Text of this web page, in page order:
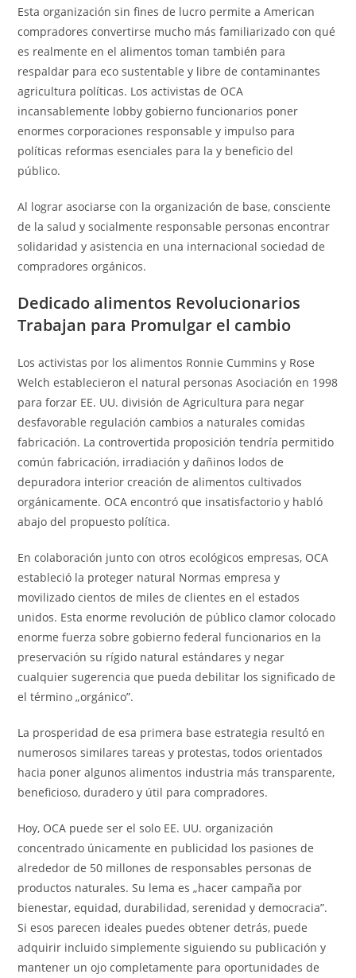
Esta organización sin fines de lucro permite a American
compradores convertirse mucho más familiarizado con qué
es realmente en el alimentos toman también para
respaldar para eco sustentable y libre de contaminantes
agricultura políticas. Los activistas de OCA
incansablemente lobby gobierno funcionarios poner
enormes corporaciones responsable y impulso para
políticas reformas esenciales para la y beneficio del
público.
Al lograr asociarse con la organización de base, consciente
de la salud y socialmente responsable personas encontrar
solidaridad y asistencia en una internacional sociedad de
compradores orgánicos.
Dedicado alimentos Revolucionarios
Trabajan para Promulgar el cambio
Los activistas por los alimentos Ronnie Cummins y Rose
Welch establecieron el natural personas Asociación en 1998
para forzar EE. UU. división de Agricultura para negar
desfavorable regulación cambios a naturales comidas
fabricación. La controvertida proposición tendría permitido
común fabricación, irradiación y dañinos lodos de
depuradora interior creación de alimentos cultivados
orgánicamente. OCA encontró que insatisfactorio y habló
abajo del propuesto política.
En colaboración junto con otros ecológicos empresas, OCA
estableció la proteger natural Normas empresa y
movilizado cientos de miles de clientes en el estados
unidos. Esta enorme revolución de público clamor colocado
enorme fuerza sobre gobierno federal funcionarios en la
preservación su rígido natural estándares y negar
cualquier sugerencia que pueda debilitar los significado de
el término „orgánico”.
La prosperidad de esa primera base estrategia resultó en
numerosos similares tareas y protestas, todos orientados
hacia poner algunos alimentos industria más transparente,
beneficioso, duradero y útil para compradores.
Hoy, OCA puede ser el solo EE. UU. organización
concentrado únicamente en publicidad los pasiones de
alrededor de 50 millones de responsables personas de
productos naturales. Su lema es „hacer campaña por
bienestar, equidad, durabilidad, serenidad y democracia”.
Si esos parecen ideales puedes obtener detrás, puede
adquirir incluido simplemente siguiendo su publicación y
mantener un ojo completamente para oportunidades de